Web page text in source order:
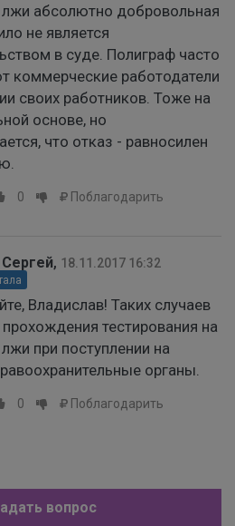
лжи абсолютно добровольная
не является
в суде. Полиграф часто
коммерческие работодатели
своих работников. Тоже на
основе, но
что отказ - равносилен
0 Поблагодарить
, 18.11.2017 16:32
Владислав! Таких случаев
тестирования на
при поступлении на
органы.
0 Поблагодарить
вопрос